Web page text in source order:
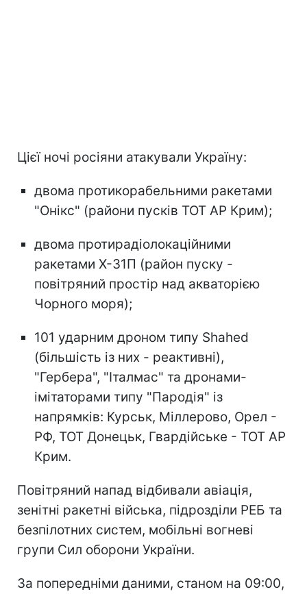
Цієї ночі росіяни атакували Україну:
двома протикорабельними ракетами
"Онікс" (райони пусків ТОТ АР Крим);
двома протирадіолокаційними
ракетами Х-31П (район пуску -
повітряний простір над акваторією
Чорного моря);
101 ударним дроном типу Shahed
(більшість із них - реактивні),
"Гербера", "Італмас" та дронами-
імітаторами типу "Пародія" із
напрямків: Курськ, Міллерово, Орел -
РФ, ТОТ Донецьк, Гвардійське - ТОТ АР
Крим.
Повітряний напад відбивали авіація,
зенітні ракетні війська, підрозділи РЕБ та
безпілотних систем, мобільні вогневі
групи Сил оборони України.
За попередніми даними, станом на 09:00,